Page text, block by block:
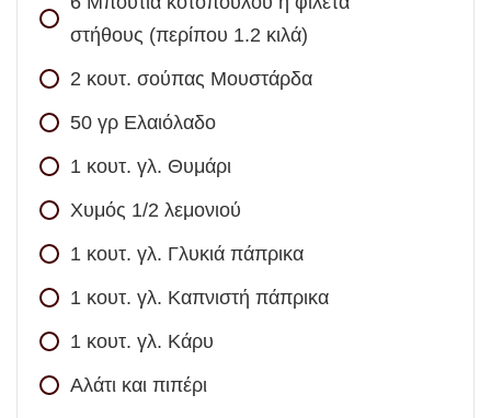
στήθους (περίπου 1.2 κιλά)
2 κουτ. σούπας Μουστάρδα
50 γρ Ελαιόλαδο
1 κουτ. γλ. Θυμάρι
Χυμός 1/2 λεμονιού
1 κουτ. γλ. Γλυκιά πάπρικα
1 κουτ. γλ. Καπνιστή πάπρικα
1 κουτ. γλ. Κάρυ
Αλάτι και πιπέρι